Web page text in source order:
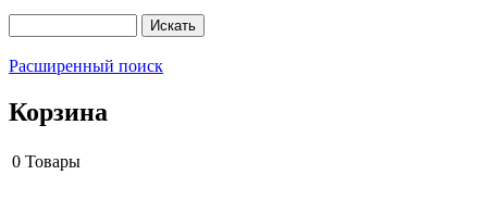
Расширенный поиск
Корзина
0 Товары